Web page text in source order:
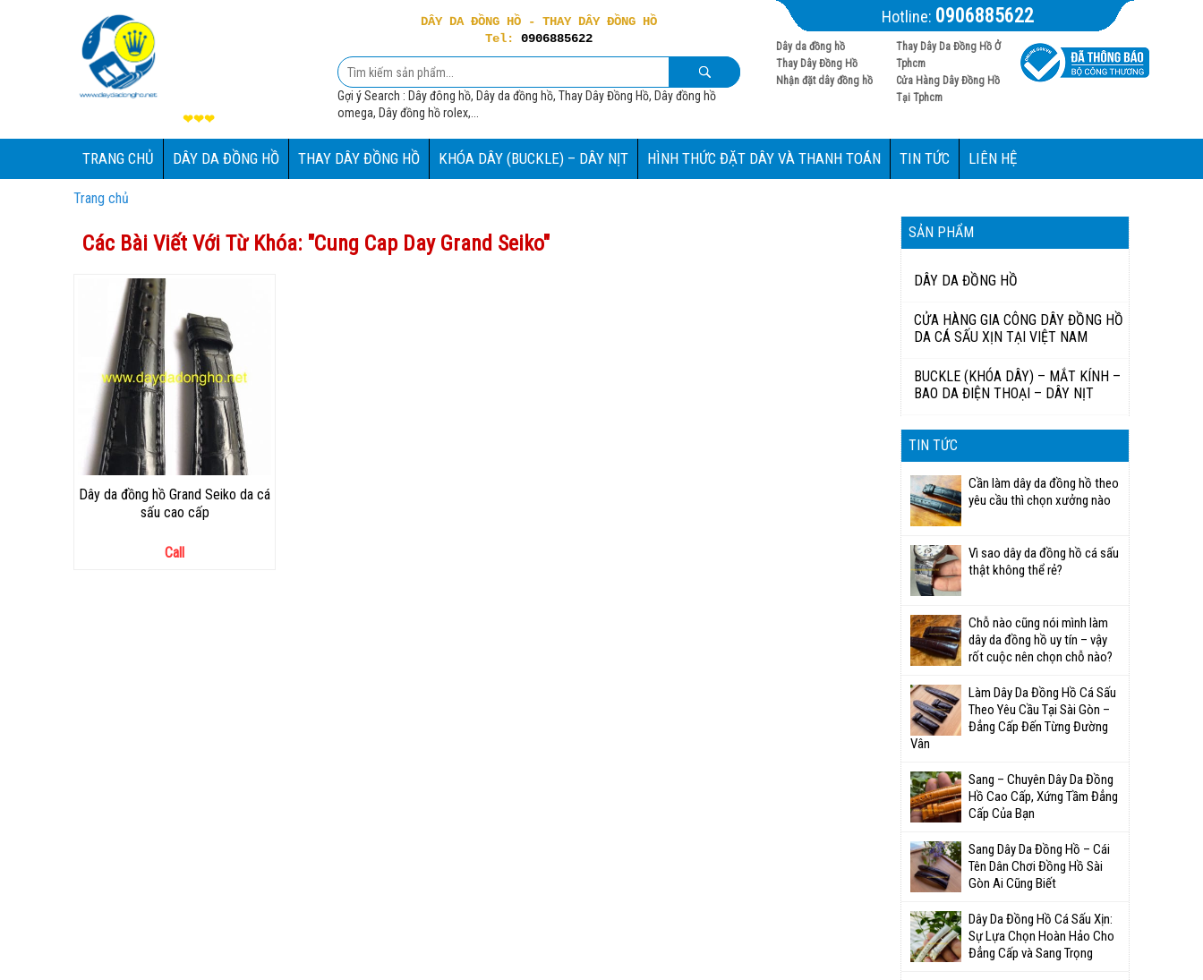
❤❤❤
DÂY DA ĐỒNG HỒ - THAY DÂY ĐỒNG HỒ
Tel: 0906885622
Gợi ý Search : Dây đông hồ, Dây da đồng hồ, Thay Dây Đồng Hồ, Dây đồng hồ
omega, Dây đồng hồ rolex,...
Hotline: 0906885622
Dây da đồng hồ
Thay Dây Đồng Hồ
Nhận đặt dây đồng hồ
Thay Dây Da Đồng Hồ Ở
Tphcm
Cửa Hàng Dây Đồng Hồ
Tại Tphcm
TRANG CHỦ DÂY DA ĐỒNG HỒ THAY DÂY ĐỒNG HỒ KHÓA DÂY (BUCKLE) – DÂY NỊT HÌNH THỨC ĐẶT DÂY VÀ THANH TOÁN TIN TỨC LIÊN HỆ
Trang chủ
Các Bài Viết Với Từ Khóa: "Cung Cap Day Grand Seiko"
Dây da đồng hồ Grand Seiko da cá
sấu cao cấp
Call
SẢN PHẨM
DÂY DA ĐỒNG HỒ
CỬA HÀNG GIA CÔNG DÂY ĐỒNG HỒ
DA CÁ SẤU XỊN TẠI VIỆT NAM
BUCKLE (KHÓA DÂY) – MẮT KÍNH –
BAO DA ĐIỆN THOẠI – DÂY NỊT
TIN TỨC
Cần làm dây da đồng hồ theo
yêu cầu thì chọn xưởng nào
Vì sao dây da đồng hồ cá sấu
thật không thể rẻ?
Chỗ nào cũng nói mình làm
dây da đồng hồ uy tín – vậy
rốt cuộc nên chọn chỗ nào?
Làm Dây Da Đồng Hồ Cá Sấu
Theo Yêu Cầu Tại Sài Gòn –
Đẳng Cấp Đến Từng Đường
Vân
Sang – Chuyên Dây Da Đồng
Hồ Cao Cấp, Xứng Tầm Đẳng
Cấp Của Bạn
Sang Dây Da Đồng Hồ – Cái
Tên Dân Chơi Đồng Hồ Sài
Gòn Ai Cũng Biết
Dây Da Đồng Hồ Cá Sấu Xịn:
Sự Lựa Chọn Hoàn Hảo Cho
Đẳng Cấp và Sang Trọng